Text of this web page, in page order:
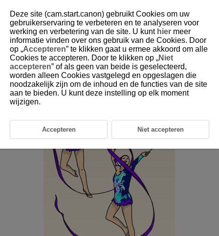
6-28 Rhythmic Gymnastics (Group)
This setting is perfect for photographing specific individuals or
entire groups in rhythmic gymnastics.
Deze site (cam.start.canon) gebruikt Cookies om uw
gebruikerservaring te verbeteren en te analyseren voor
werking en verbetering van de site. U kunt hier meer
informatie vinden over ons gebruik van de Cookies. Door
op „Accepteren” te klikken gaat u ermee akkoord om alle
Cookies te accepteren. Door te klikken op „Niet
accepteren” of als geen van beide is geselecteerd,
worden alleen Cookies vastgelegd en opgeslagen die
noodzakelijk zijn om de inhoud en de functies van de site
aan te bieden. U kunt deze instelling op elk moment
wijzigen.
Accepteren Niet accepteren